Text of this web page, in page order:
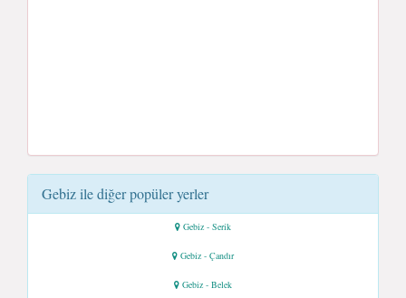
Gebiz ile diğer popüler yerler
Gebiz - Serik
Gebiz - Çandır
Gebiz - Belek